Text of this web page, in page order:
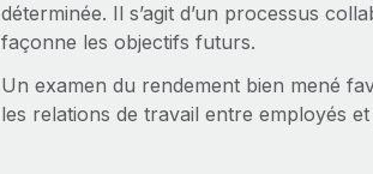
déterminée. Il s’agit d’un processus
façonne les objectifs futurs.
Un examen du rendement bien mené
les relations de travail entre employés